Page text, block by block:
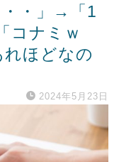
・・」→「1
コナミｗ
ほどなの
2024年5月23日